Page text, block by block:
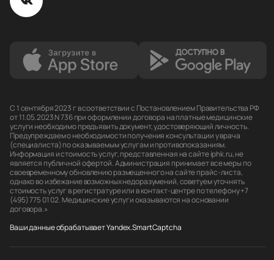
С 1 сентября 2023 г в соответствии с Постановлением Правительства РФ
от 11.05.2023 N 736 при оформлении договора на платные медицинские
услуги необходимо предъявить документ, удостоверяющий личность.
Предупреждаем о необходимости получения консультации у врача
(специалиста) по оказываемым услугам и противопоказаниям.
Информация и стоимость услуг, представленная на сайте iphk.ru, не
является публичной офертой. Администрация принимает все меры по
своевременному обновлению размещенного на сайте прайс-листа,
однако во избежание возможных недоразумений, советуем уточнять
стоимость услуг в регистратуре или в контакт-центре по телефону +7
(495) 775 01 02. Медицинские услуги оказываются на основании
договора.»
Ваши данные обрабатывает Yandex.SmartCaptcha